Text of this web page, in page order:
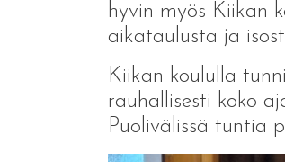
hyvin myös Kiikan
aikataulusta ja
Kiikan koululla
rauhallisesti koko
Puolivälissä tuntia